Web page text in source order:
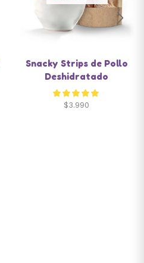
Snacky Strips de Pollo
Deshidratado
$3.990